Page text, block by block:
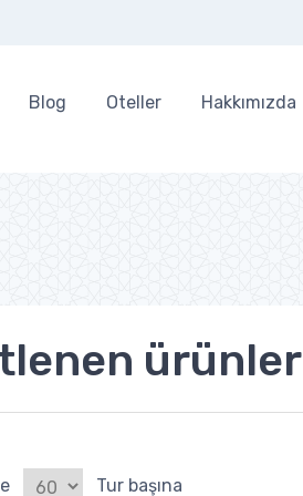
Blog Oteller Hakkımızda
ürünler
Tur başına